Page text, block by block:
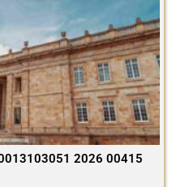
2026 00415